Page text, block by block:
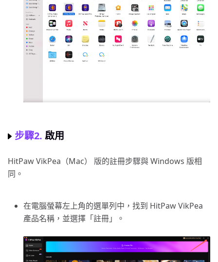
步驟2. 啟用
HitPaw VikPea（Mac） 版的註冊步驟與 Windows 版相
同。
在電腦螢幕左上角的選單列中，找到 HitPaw VikPea
產品名稱，並選擇「註冊」。